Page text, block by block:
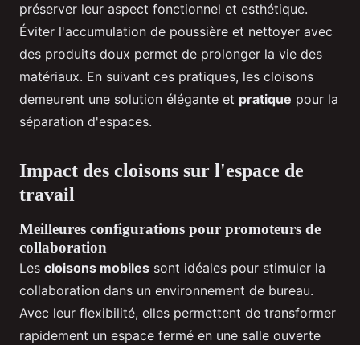
préserver leur aspect fonctionnel et esthétique.
Éviter l'accumulation de poussière et nettoyer avec
des produits doux permet de prolonger la vie des
matériaux. En suivant ces pratiques, les cloisons
demeurent une solution élégante et pratique pour la
séparation d'espaces.
Impact des cloisons sur l'espace de
travail
Meilleures configurations pour promoteurs de
collaboration
Les cloisons mobiles sont idéales pour stimuler la
collaboration dans un environnement de bureau.
Avec leur flexibilité, elles permettent de transformer
rapidement un espace fermé en une salle ouverte